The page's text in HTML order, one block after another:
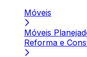
Móveis
Móveis
Reforma e